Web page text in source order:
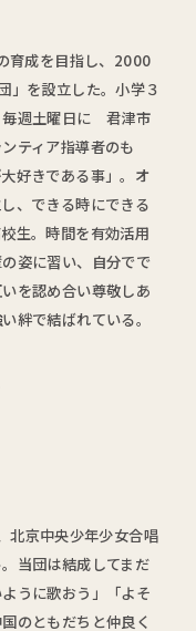
育成を目指し、2000
」を設立した。小学３
毎週土曜日に 君津市
ティア指導者のも
好きである事」。オ
、できる時にできる
生。時間を有効活用
姿に習い、自分でで
を認め合い尊敬しあ
絆で結ばれている。
北京中央少年少女合唱
当団は結成してまだ
うに歌おう」「よそ
のともだちと仲良く